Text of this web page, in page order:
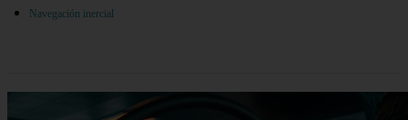
Navegación inercial